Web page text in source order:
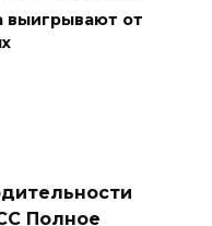
выигрывают от
Полное